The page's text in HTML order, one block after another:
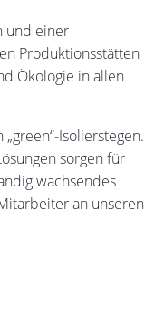
und einer
Produktionsstätten
Ökologie in allen
Isolierstegen.
sorgen für
wachsendes
an unseren